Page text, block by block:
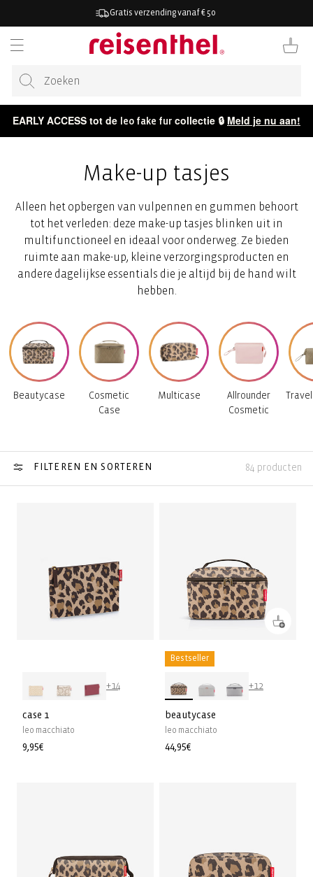
Gratis verzending vanaf € 50
EARLY ACCESS tot de leo fake fur collectie 🔒 Meld je nu aan!
Make-up tasjes
Alleen het opbergen van vulpennen en gummen behoort
tot het verleden: deze make-up tasjes blinken uit in
multifunctioneel en ideaal voor onderweg. Ze bieden
ruimte aan make-up, kleine verzorgingsproducten en
andere dagelijkse essentials die je altijd bij de hand wilt
hebben.
Beautycase
Cosmetic
Case
Multicase
Allrounder
Cosmetic
FILTEREN EN SORTEREN 84 producten
+14
case 1
leo macchiato
Normale
9,95€
Bestseller
+12
beautycase
leo macchiato
Normale
44,95€